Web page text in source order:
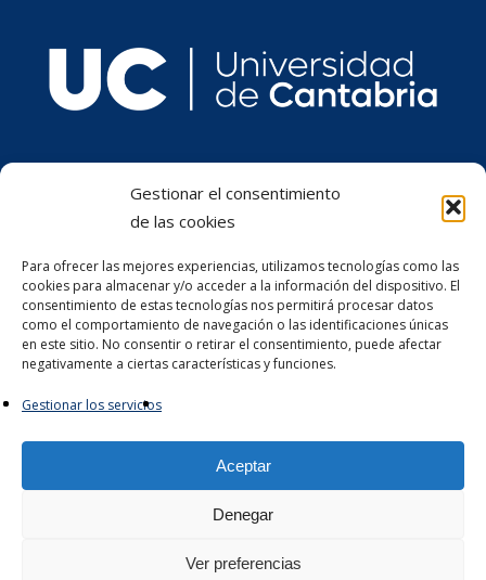
Gestionar el consentimiento
de las cookies
Para ofrecer las mejores experiencias, utilizamos tecnologías como las
cookies para almacenar y/o acceder a la información del dispositivo. El
consentimiento de estas tecnologías nos permitirá procesar datos
como el comportamiento de navegación o las identificaciones únicas
en este sitio. No consentir o retirar el consentimiento, puede afectar
negativamente a ciertas características y funciones.
Gestionar los servicios
Aceptar
Denegar
Ver preferencias
© 2026 Catedra Mare de Economía Circular.